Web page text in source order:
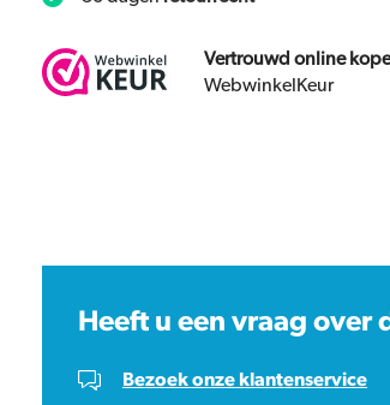
Vertrouwd online
WebwinkelKeur
Heeft u een vraag over
Bezoek onze klantenservice